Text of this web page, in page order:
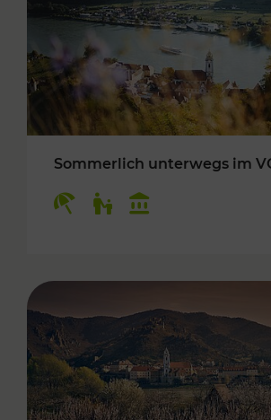
Sommerlich unterwegs im